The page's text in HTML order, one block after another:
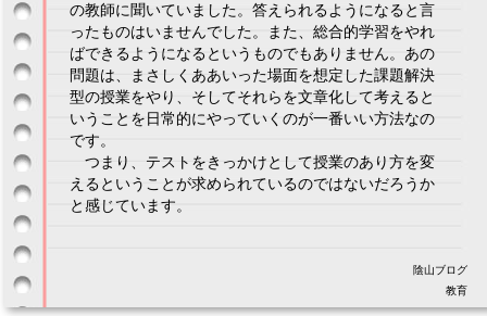
の教師に聞いていました。答えられるようになると言
ったものはいませんでした。また、総合的学習をやれ
ばできるようになるというものでもありません。あの
問題は、まさしくああいった場面を想定した課題解決
型の授業をやり、そしてそれらを文章化して考えると
いうことを日常的にやっていくのが一番いい方法なの
です。
つまり、テストをきっかけとして授業のあり方を変
えるということが求められているのではないだろうか
と感じています。
陰山ブログ
教育